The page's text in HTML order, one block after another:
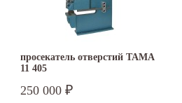
просекатель отверстий TAMA
11 405
250 000 ₽